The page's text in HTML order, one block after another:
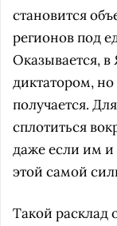
становится
регионов под
Оказывается, в
диктатором,
получается.
сплотиться
даже если им и
этой самой
Такой расклад